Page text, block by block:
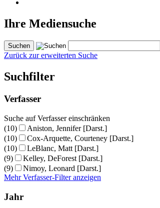
Ihre Mediensuche
Zurück zur erweiterten Suche
Suchfilter
Verfasser
Suche auf Verfasser einschränken
(10)
Aniston, Jennifer [Darst.]
(10)
Cox-Arquette, Courteney [Darst.]
(10)
LeBlanc, Matt [Darst.]
(9)
Kelley, DeForest [Darst.]
(9)
Nimoy, Leonard [Darst.]
Mehr Verfasser-Filter anzeigen
Jahr